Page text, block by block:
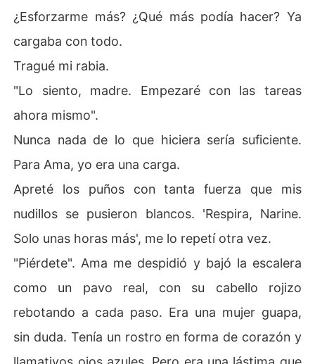
¿Esforzarme más? ¿Qué más podía hacer? Ya
cargaba con todo.
Tragué mi rabia.
"Lo siento, madre. Empezaré con las tareas
ahora mismo".
Nunca nada de lo que hiciera sería suficiente.
Para Ama, yo era una carga.
Apreté los puños con tanta fuerza que mis
nudillos se pusieron blancos. 'Respira, Narine.
Solo unas horas más', me lo repetí otra vez.
"Piérdete". Ama me despidió y bajó la escalera
como un pavo real, con su cabello rojizo
rebotando a cada paso. Era una mujer guapa,
sin duda. Tenía un rostro en forma de corazón y